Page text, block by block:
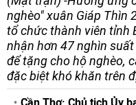
nghèo" xuân Giáp Thìn
tổ chức thành viên tỉnh
nhận hơn 47 nghìn
để tặng cho hộ nghèo,
đặc biệt khó khăn trên